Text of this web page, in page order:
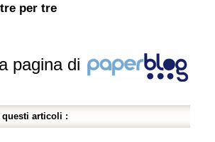
per tre
pagina di
questi articoli :